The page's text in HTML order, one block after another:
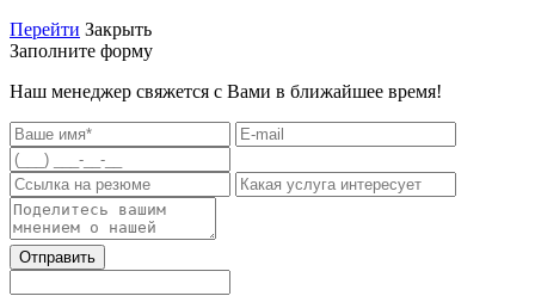
Перейти Закрыть
Заполните форму
Наш менеджер свяжется с Вами в ближайшее время!
Отправить